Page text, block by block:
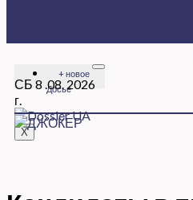
+ новое
Досье
X
СБ 8 .08. 2026
г.